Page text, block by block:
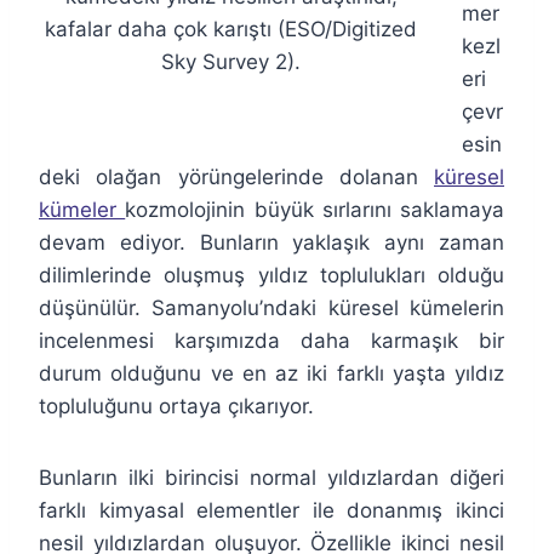
kafalar daha çok karıştı (ESO/Digitized
Sky Survey 2).
mer
kezl
eri
çevr
esin
deki olağan yörüngelerinde dolanan küresel
kümeler kozmolojinin büyük sırlarını saklamaya
devam ediyor. Bunların yaklaşık aynı zaman
dilimlerinde oluşmuş yıldız toplulukları olduğu
düşünülür. Samanyolu’ndaki küresel kümelerin
incelenmesi karşımızda daha karmaşık bir
durum olduğunu ve en az iki farklı yaşta yıldız
topluluğunu ortaya çıkarıyor.
Bunların ilki birincisi normal yıldızlardan diğeri
farklı kimyasal elementler ile donanmış ikinci
nesil yıldızlardan oluşuyor. Özellikle ikinci nesil